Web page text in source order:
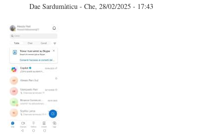
Dae Sardumàticu - Che, 28/02/2025 - 17:43